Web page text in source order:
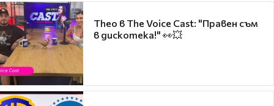
Theo в The Voice Cast: "Правен съм
в дискотека!" 👀💥